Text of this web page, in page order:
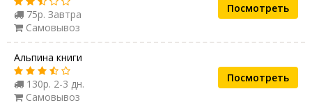
75р. Завтра
Самовывоз
Посмотреть
Альпина книги
130р. 2-3 дн.
Самовывоз
Посмотреть